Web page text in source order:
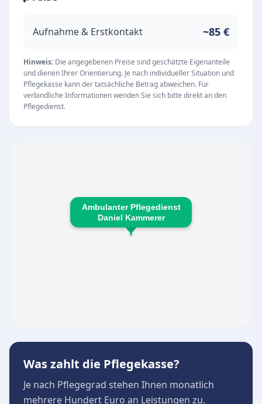
Menschen mit Unterstützungsbedarf, die auf
angewiesen sind. Zu den Kernkompetenzen
zählen unter anderem:
Grundpflege zur Unterstützung bei der
alltäglichen Lebensführung
Medizinische Behandlungspflege nach ärztlicher
Individuelle Beratung für Pflegebedürftige und
deren Angehörige
Dank einer durchgehenden Erreichbarkeit an
Aufnahme & Erstkontakt ~85 €
Hinweis: Die angegebenen Preise sind geschätzte Eigenanteile
und dienen Ihrer Orientierung. Je nach individueller Situation und
Pflegekasse kann der tatsächliche Betrag abweichen. Für
verbindliche Informationen wenden Sie sich bitte direkt an den
Pflegedienst.
Ambulanter Pflegedienst
Daniel Kammerer
Was zahlt die Pflegekasse?
Je nach Pflegegrad stehen Ihnen monatlich
mehrere Hundert Euro an Leistungen zu.